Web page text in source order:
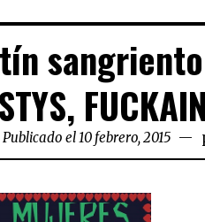
sangriento
Publicado el 10 febrero, 2015